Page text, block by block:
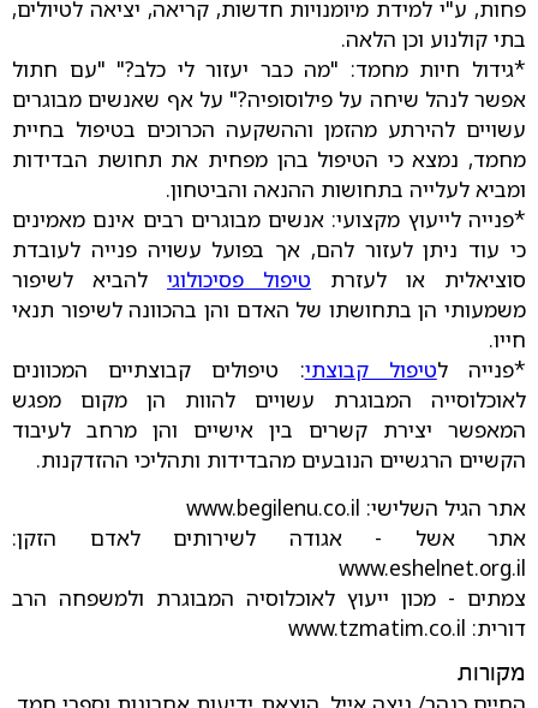
פחות, ע"י למידת מיומנויות חדשות, קריאה, יציאה לטיולים,
בתי קולנוע וכן הלאה.
*גידול חיות מחמד: "מה כבר יעזור לי כלב?" "עם חתול
אפשר לנהל שיחה על פילוסופיה?" על אף שאנשים מבוגרים
עשויים להירתע מהזמן וההשקעה הכרוכים בטיפול בחיית
מחמד, נמצא כי הטיפול בהן מפחית את תחושת הבדידות
ומביא לעלייה בתחושות ההנאה והביטחון.
*פנייה לייעוץ מקצועי: אנשים מבוגרים רבים אינם מאמינים
כי עוד ניתן לעזור להם, אך בפועל עשויה פנייה לעובדת
סוציאלית או לעזרת טיפול פסיכולוגי להביא לשיפור
משמעותי הן בתחושתו של האדם והן בהכוונה לשיפור תנאי
חייו.
*פנייה לטיפול קבוצתי: טיפולים קבוצתיים המכוונים
לאוכלוסייה המבוגרת עשויים להוות הן מקום מפגש
המאפשר יצירת קשרים בין אישיים והן מרחב לעיבוד
הקשיים הרגשיים הנובעים מהבדידות ותהליכי ההזדקנות.
אתר הגיל השלישי: www.begilenu.co.il
אתר אשל - אגודה לשירותים לאדם הזקן:
www.eshelnet.org.il
צמתים - מכון ייעוץ לאוכלוסיה המבוגרת ולמשפחה הרב
דורית: www.tzmatim.co.il
מקורות